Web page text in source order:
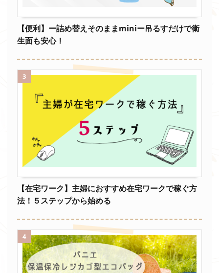
【便利】ー詰め替えそのままminiー吊るすだけで衛
生面も安心！
3
【在宅ワーク】主婦におすすめ在宅ワークで稼ぐ方
法！５ステップから始める
4